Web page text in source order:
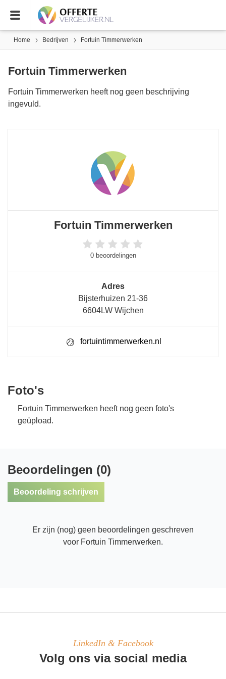
Home Bedrijven Fortuin Timmerwerken
Fortuin Timmerwerken
Fortuin Timmerwerken heeft nog geen beschrijving
ingevuld.
Fortuin Timmerwerken
0 beoordelingen
Adres
Bijsterhuizen 21-36
6604LW Wijchen
fortuintimmerwerken.nl
Foto's
Fortuin Timmerwerken heeft nog geen foto's
geüpload.
Beoordelingen (0)
Beoordeling schrijven
Er zijn (nog) geen beoordelingen geschreven
voor Fortuin Timmerwerken.
LinkedIn & Facebook
Volg ons via social media